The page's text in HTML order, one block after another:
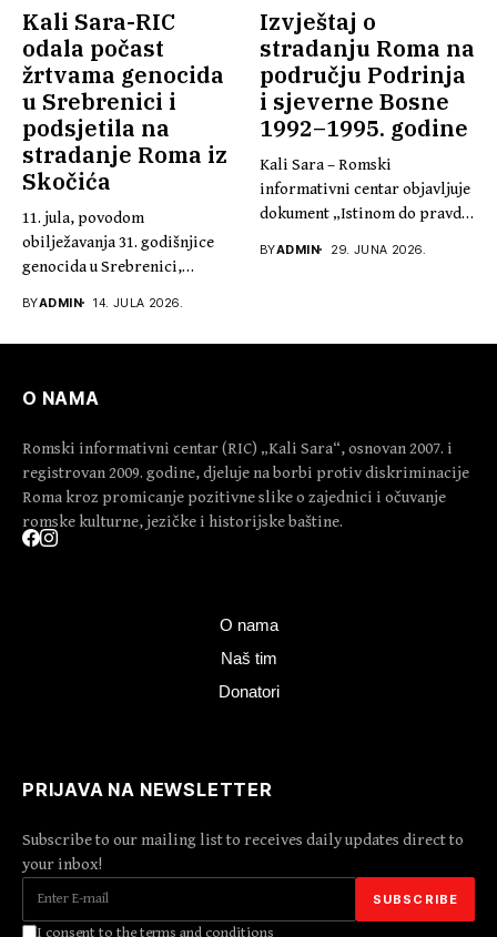
Kali Sara-RIC
odala počast
žrtvama genocida
u Srebrenici i
podsjetila na
stradanje Roma iz
Skočića
11. jula, povodom
obilježavanja 31. godišnjice
genocida u Srebrenici,
BYADMIN 14. JULA 2026.
Izvještaj o
stradanju Roma na
području Podrinja
i sjeverne Bosne
1992–1995. godine
Kali Sara – Romski
informativni centar objavljuje
dokument „Istinom do pravde,
BYADMIN 29. JUNA 2026.
O NAMA
Romski informativni centar (RIC) „Kali Sara“, osnovan 2007. i
registrovan 2009. godine, djeluje na borbi protiv diskriminacije
Roma kroz promicanje pozitivne slike o zajednici i očuvanje
romske kulturne, jezičke i historijske baštine.
O nama
Naš tim
Donatori
PRIJAVA NA NEWSLETTER
Subscribe to our mailing list to receives daily updates direct to
your inbox!
I consent to the terms and conditions